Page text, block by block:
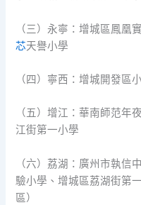
（三）永寧：增城區鳳凰
芯天譽小學
（四）寧西：增城開發區
（五）增江：華南師范年
江街第一小學
（六）荔湖：廣州市執信
驗小學、增城區荔湖街第
區）